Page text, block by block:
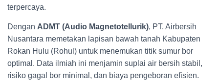
terpercaya.
Dengan ADMT (Audio Magnetotellurik), PT. Airbersih
Nusantara memetakan lapisan bawah tanah Kabupaten
Rokan Hulu (Rohul) untuk menemukan titik sumur bor
optimal. Data ilmiah ini menjamin suplai air bersih stabil,
risiko gagal bor minimal, dan biaya pengeboran efisien.